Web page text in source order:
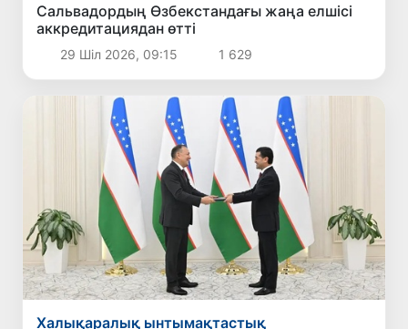
Сальвадордың Өзбекстандағы жаңа елшісі
аккредитациядан өтті
29 Шіл 2026, 09:15 1 629
Халықаралық ынтымақтастық